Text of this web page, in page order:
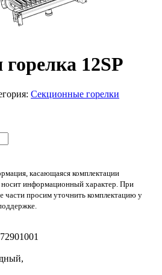
12SP
Секционные горелки
касающаяся комплектации
носит информационный характер. При
части просим уточнить комплектацию у